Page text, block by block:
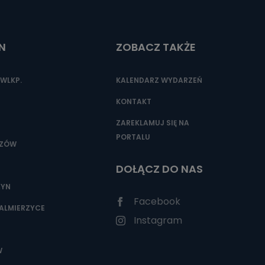
ZOBACZ TAKŻE
KALENDARZ WYDARZEŃ
KONTAKT
ZAREKLAMUJ SIĘ NA
PORTALU
DOŁĄCZ DO NAS
Facebook
Instagram